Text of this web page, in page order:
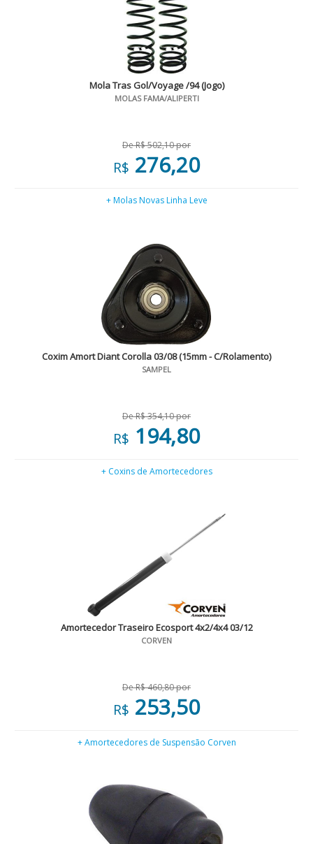
Mola Tras Gol/Voyage /94 (Jogo)
MOLAS FAMA/ALIPERTI
De R$ 502,10 por
R$ 276,20
+ Molas Novas Linha Leve
Coxim Amort Diant Corolla 03/08 (15mm - C/Rolamento)
SAMPEL
De R$ 354,10 por
R$ 194,80
+ Coxins de Amortecedores
Amortecedor Traseiro Ecosport 4x2/4x4 03/12
CORVEN
De R$ 460,80 por
R$ 253,50
+ Amortecedores de Suspensão Corven